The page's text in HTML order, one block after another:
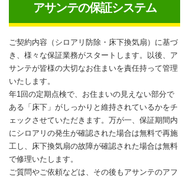
アサンテの保証システム
ご契約内容（シロアリ防除・床下換気扇）に基づ
き、様々な保証業務がスタートします。以後、ア
サンテが皆様の大切なお住まいを責任持って管理
いたします。
年1回の定期点検で、お住まいの見えない部分で
ある「床下」がしっかりと維持されているかをチ
ェックさせていただきます。万が一、保証期間内
にシロアリの発生が確認された場合は無料で再施
工し、床下換気扇の故障が確認された場合は無料
で修理いたします。
ご質問やご依頼などは、その後もアサンテのアフ